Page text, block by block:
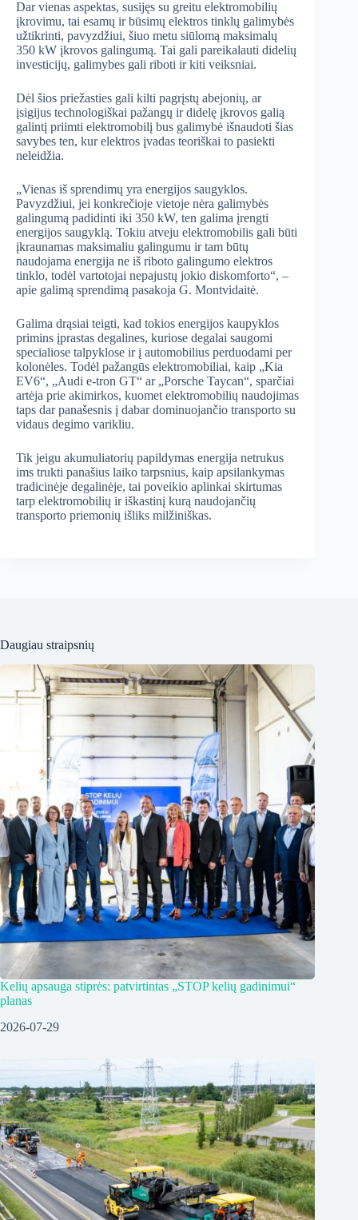
Dar vienas aspektas, susijęs su greitu elektromobilių
įkrovimu, tai esamų ir būsimų elektros tinklų galimybės
užtikrinti, pavyzdžiui, šiuo metu siūlomą maksimalų
350 kW įkrovos galingumą. Tai gali pareikalauti didelių
investicijų, galimybes gali riboti ir kiti veiksniai.
Dėl šios priežasties gali kilti pagrįstų abejonių, ar
įsigijus technologiškai pažangų ir didelę įkrovos galią
galintį priimti elektromobilį bus galimybė išnaudoti šias
savybes ten, kur elektros įvadas teoriškai to pasiekti
neleidžia.
„Vienas iš sprendimų yra energijos saugyklos.
Pavyzdžiui, jei konkrečioje vietoje nėra galimybės
galingumą padidinti iki 350 kW, ten galima įrengti
energijos saugyklą. Tokiu atveju elektromobilis gali būti
įkraunamas maksimaliu galingumu ir tam būtų
naudojama energija ne iš riboto galingumo elektros
tinklo, todėl vartotojai nepajustų jokio diskomforto“, –
apie galimą sprendimą pasakoja G. Montvidaitė.
Galima drąsiai teigti, kad tokios energijos kaupyklos
primins įprastas degalines, kuriose degalai saugomi
specialiose talpyklose ir į automobilius perduodami per
kolonėles. Todėl pažangūs elektromobiliai, kaip „Kia
EV6“, „Audi e-tron GT“ ar „Porsche Taycan“, sparčiai
artėja prie akimirkos, kuomet elektromobilių naudojimas
taps dar panašesnis į dabar dominuojančio transporto su
vidaus degimo varikliu.
Tik jeigu akumuliatorių papildymas energija netrukus
ims trukti panašius laiko tarpsnius, kaip apsilankymas
tradicinėje degalinėje, tai poveikio aplinkai skirtumas
tarp elektromobilių ir iškastinį kurą naudojančių
transporto priemonių išliks milžiniškas.
Daugiau straipsnių
Kelių apsauga stiprės: patvirtintas „STOP kelių gadinimui“
planas
2026-07-29